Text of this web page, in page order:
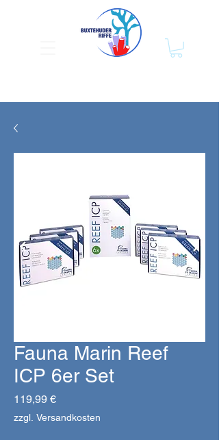
Fauna Marin Reef
ICP 6er Set
119,99 €Preis
zzgl. Versandkosten